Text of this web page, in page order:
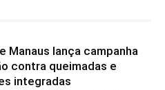
Manaus lança campanha
contra queimadas e
integradas